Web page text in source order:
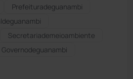
Prefeituradeguanambi
Secretariademeioambiente
Governodeguanambi